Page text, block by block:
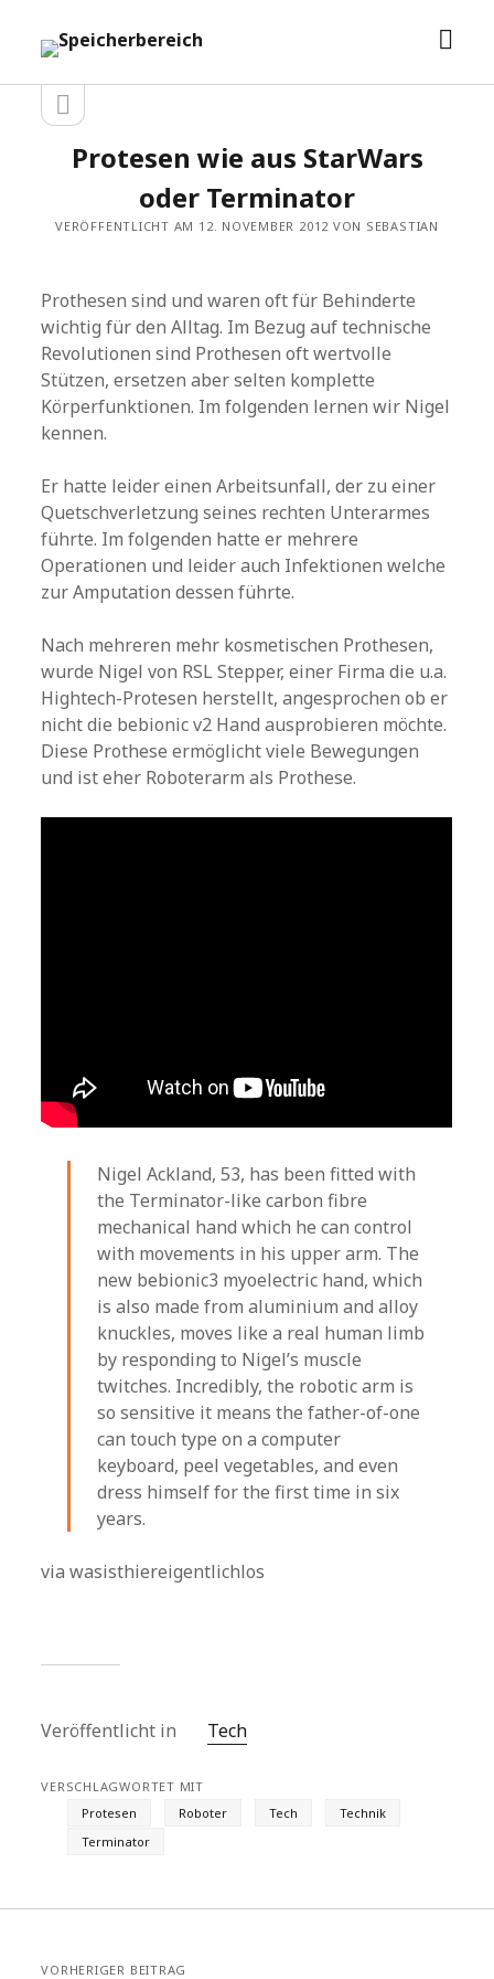
Speicherbereich
Seitenleiste
Seitenleiste
öffnen
Protesen wie aus StarWars
oder Terminator
VERÖFFENTLICHT AM 12. NOVEMBER 2012 VON SEBASTIAN
Prothesen sind und waren oft für Behinderte
wichtig für den Alltag. Im Bezug auf technische
Revolutionen sind Prothesen oft wertvolle
Stützen, ersetzen aber selten komplette
Körperfunktionen. Im folgenden lernen wir Nigel
kennen.
Er hatte leider einen Arbeitsunfall, der zu einer
Quetschverletzung seines rechten Unterarmes
führte. Im folgenden hatte er mehrere
Operationen und leider auch Infektionen welche
zur Amputation dessen führte.
Nach mehreren mehr kosmetischen Prothesen,
wurde Nigel von RSL Stepper, einer Firma die u.a.
Hightech-Protesen herstellt, angesprochen ob er
nicht die bebionic v2 Hand ausprobieren möchte.
Diese Prothese ermöglicht viele Bewegungen
und ist eher Roboterarm als Prothese.
Nigel Ackland, 53, has been fitted with
the Terminator-like carbon fibre
mechanical hand which he can control
with movements in his upper arm. The
new bebionic3 myoelectric hand, which
is also made from aluminium and alloy
knuckles, moves like a real human limb
by responding to Nigel’s muscle
twitches. Incredibly, the robotic arm is
so sensitive it means the father-of-one
can touch type on a computer
keyboard, peel vegetables, and even
dress himself for the first time in six
years.
via wasisthiereigentlichlos
Veröffentlicht in Tech
VERSCHLAGWORTET MIT
Protesen
Roboter Tech
Technik
Terminator
VORHERIGER BEITRAG